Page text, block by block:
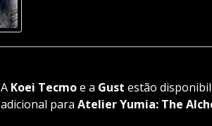
A Koei Tecmoe a Gust estão
adicional para Atelier Yumia: The